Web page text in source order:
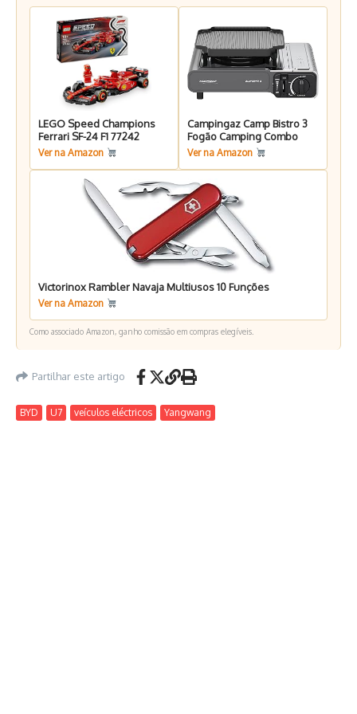
LEGO Speed Champions
Ferrari SF-24 F1 77242
Ver na Amazon
Campingaz Camp Bistro 3
Fogão Camping Combo
Ver na Amazon
Victorinox Rambler Navaja Multiusos 10 Funções
Ver na Amazon
Como associado Amazon, ganho comissão em compras elegíveis.
Partilhar este artigo
BYD U7 veículos eléctricos Yangwang